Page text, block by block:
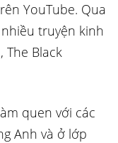
YouTube. Qua
truyện kinh
The Black
quen với các
Anh và ở lớp